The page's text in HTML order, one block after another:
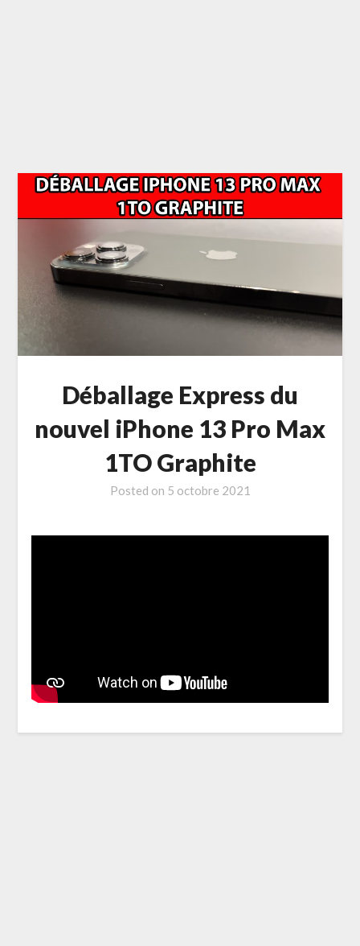
Déballage Express du
nouvel iPhone 13 Pro Max
1TO Graphite
Posted on 5 octobre 2021